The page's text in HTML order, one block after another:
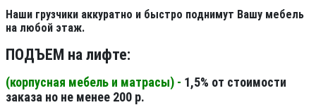
Наши грузчики аккуратно и быстро поднимут Вашу мебель
на любой этаж.
ПОДЪЕМ на лифте:
(корпусная мебель и матрасы) - 1,5% от стоимости
заказа но не менее 200 р.